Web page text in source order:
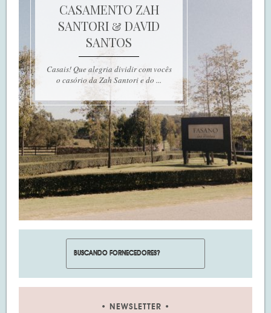
CASAMENTO ZAH
SANTORI & DAVID
SANTOS
Casais! Que alegria dividir com vocês
o casório da Zah Santori e do ...
NEWSLETTER